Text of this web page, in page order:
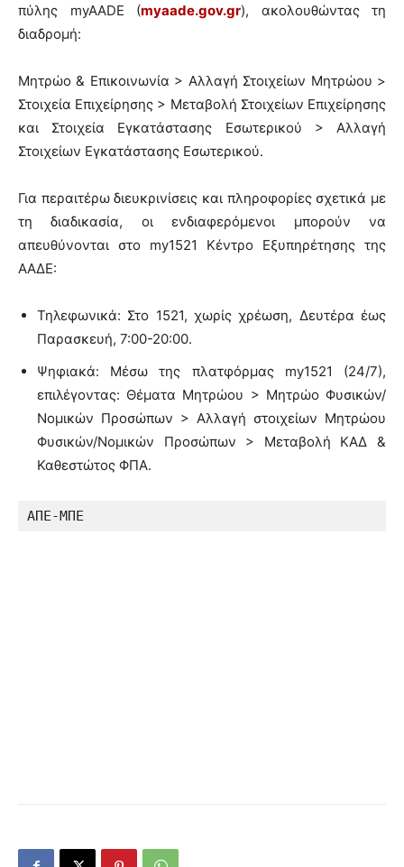
πύλης myAADE (myaade.gov.gr), ακολουθώντας τη
διαδρομή:
Μητρώο & Επικοινωνία > Αλλαγή Στοιχείων Μητρώου >
Στοιχεία Επιχείρησης > Μεταβολή Στοιχείων Επιχείρησης
και Στοιχεία Εγκατάστασης Εσωτερικού > Αλλαγή
Στοιχείων Εγκατάστασης Εσωτερικού.
Για περαιτέρω διευκρινίσεις και πληροφορίες σχετικά με
τη διαδικασία, οι ενδιαφερόμενοι μπορούν να
απευθύνονται στο my1521 Κέντρο Εξυπηρέτησης της
ΑΑΔΕ:
Τηλεφωνικά: Στο 1521, χωρίς χρέωση, Δευτέρα έως
Παρασκευή, 7:00-20:00.
Ψηφιακά: Μέσω της πλατφόρμας my1521 (24/7),
επιλέγοντας: Θέματα Μητρώου > Μητρώο Φυσικών/
Νομικών Προσώπων > Αλλαγή στοιχείων Μητρώου
Φυσικών/Νομικών Προσώπων > Μεταβολή ΚΑΔ &
Καθεστώτος ΦΠΑ.
ΑΠΕ-ΜΠΕ